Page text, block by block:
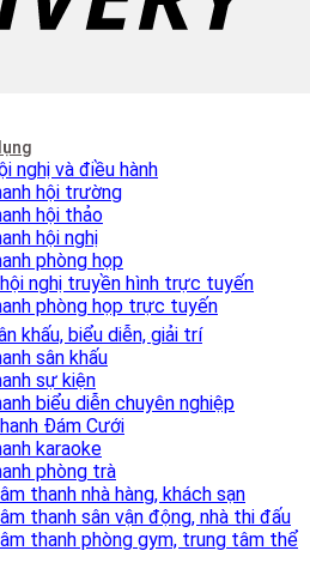
nghị và điều hành
hội trường
hội thảo
hội nghị
phòng họp
nghị truyền hình trực tuyến
phòng họp trực tuyến
khấu, biểu diễn, giải trí
sân khấu
sự kiện
biểu diễn chuyên nghiệp
Đám Cưới
karaoke
phòng trà
thanh nhà hàng, khách sạn
thanh sân vận động, nhà thi đấu
thanh phòng gym, trung tâm thể